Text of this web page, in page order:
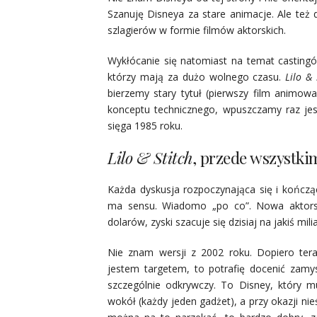
Szanuję Disneya za stare animacje. Ale też
szlagierów w formie filmów aktorskich.
Wykłócanie się natomiast na temat
którzy mają za dużo wolnego czasu. Lilo &
bierzemy stary tytuł (pierwszy film
konceptu technicznego, wpuszczamy raz
sięga 1985 roku.
Lilo & Stitch, przede
Każda dyskusja rozpoczynająca się i
ma sensu. Wiadomo „po co”. Nowa
dolarów, zyski szacuje się dzisiaj na jakiś
Nie znam wersji z 2002 roku. Dopiero
jestem targetem, to potrafię docenić
szczególnie odkrywczy. To Disney, który
wokół (każdy jeden gadżet), a przy okazji